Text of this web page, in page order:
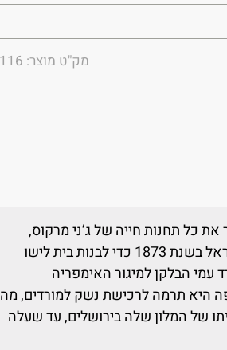
מק"ט מוצר: 119116
את כל תחנות חייה של ג’ני מרקוס,
אישה הולנדית עשירה שהגיעה לארץ ישראל בשנת 1873 כדי לבנות בית לישו
הבלקן למיגור האימפריה
היא תרמה לרכישת נשק למורדים, מה
של המלון שלה בירושלים, עד שעלה